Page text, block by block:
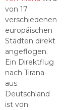
von 17
verschiedenen
europäischen
Städten direkt
angeflogen.
Ein Direktflug
nach Tirana
aus
Deutschland
ist von